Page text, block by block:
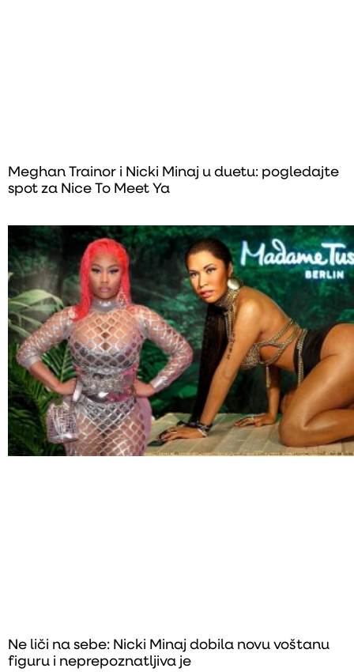
Meghan Trainor i Nicki Minaj u duetu: pogledajte
spot za Nice To Meet Ya
Ne liči na sebe: Nicki Minaj dobila novu voštanu
figuru i neprepoznatljiva je